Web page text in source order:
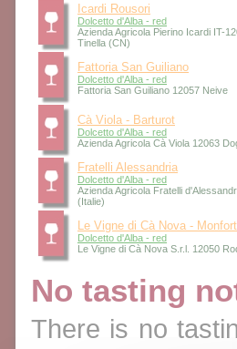
Icardi Rousori
Dolcetto d'Alba - red
Azienda Agricola Pierino Icardi IT-
Tinella (CN)
Fattoria San Guiliano
Dolcetto d'Alba - red
Fattoria San Guiliano 12057 Neive
Cà Viola - Barturot
Dolcetto d'Alba - red
Azienda Agricola Cà Viola 12063
Fratelli Alessandria
Dolcetto d'Alba - red
Azienda Agricola Fratelli
(Italie)
Le Vigne di Cà Nova -
Dolcetto d'Alba - red
Le Vigne di Cà Nova S.r.l. 12050
No tasting
There is no